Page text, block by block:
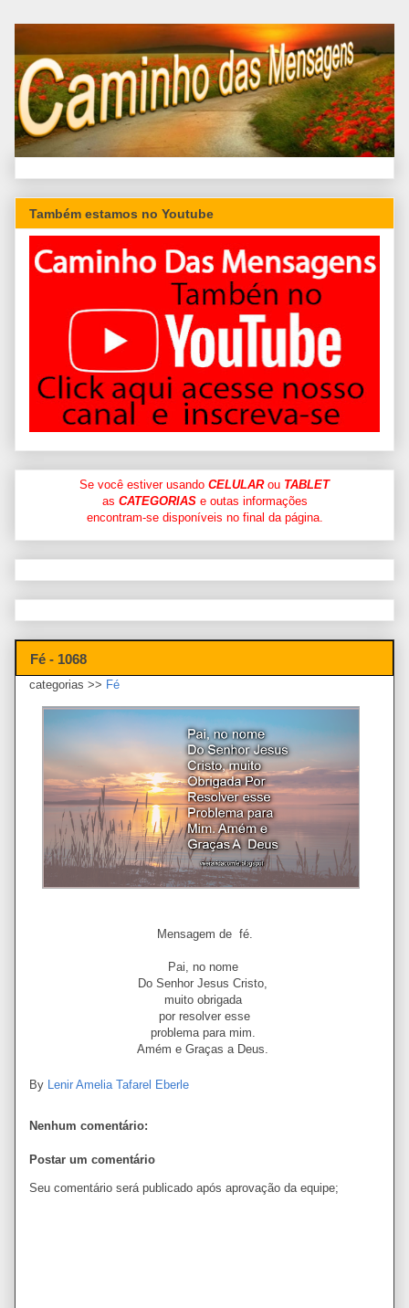
Também estamos no Youtube
Se você estiver usando CELULARou TABLET
as CATEGORIASe outas informações
encontram-se disponíveis no final da página.
Fé - 1068
categorias >> Fé
Mensagem de fé.
Pai, no nome
Do Senhor Jesus Cristo,
muito obrigada
por resolver esse
problema para mim.
Amém e Graças a Deus.
By Lenir Amelia Tafarel Eberle
Nenhum comentário:
Postar um comentário
Seu comentário será publicado após aprovação da equipe;